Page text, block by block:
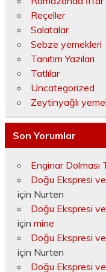
Reçeller
Salatalar
Sebze yemekleri
Tanıtım Yazıları
Tatlılar
Uncategorized
Zeytinyağlı
Son Yorumlar
Enginar Dolması
Doğu Ekspresi
için Nurten
Doğu Ekspresi
için mine
Doğu Ekspresi
için Nurten
Doğu Ekspresi